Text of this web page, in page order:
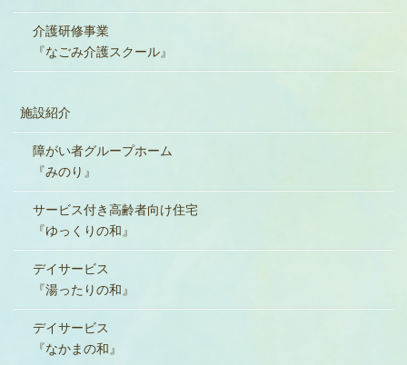
介護研修事業
『なごみ介護スクール』
施設紹介
障がい者グループホーム
『みのり』
サービス付き高齢者向け住宅
『ゆっくりの和』
デイサービス
『湯ったりの和』
デイサービス
『なかまの和』